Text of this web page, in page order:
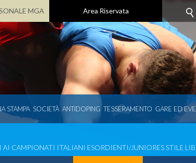
MGA Area Riservata
STAMPA SOCIETÀ ANTIDOPING TESSERAMENTO GARE ED
CAMPIONATI ITALIANI ESORDIENTI/JUNIORES STILE